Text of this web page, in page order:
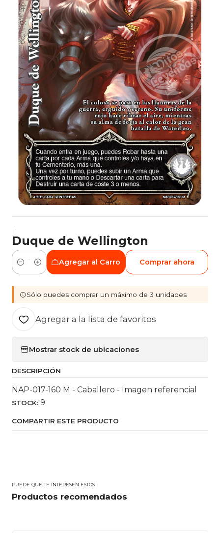
|
Duque de Wellington
Cantidad
Agregar al Carro Comprar ahora
Sólo puedes comprar un máximo de 3 unidades
Agregar a la lista de favoritos
Mostrar stock de ubicaciones
DESCRIPCIÓN
NAP-017-160 M - Caballero - Imagen referencial
STOCK: 9
COMPARTIR ESTE PRODUCTO
PUEDE QUE TE INTERESEN ESTOS
Productos recomendados